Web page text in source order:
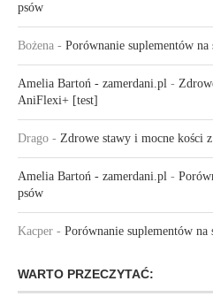
psów
Bożena - Porównanie suplementów na
Amelia Bartoń - zamerdani.pl -
AniFlexi+ [test]
Drago - Zdrowe stawy i mocne kości
Amelia Bartoń - zamerdani.pl -
psów
Kacper - Porównanie suplementów na
WARTO PRZECZYTAĆ: